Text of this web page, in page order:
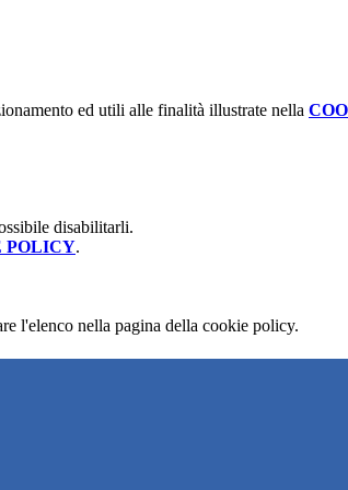
ed utili alle finalità illustrate nella
disabilitarli.
POLICY.
l'elenco nella pagina della cookie policy.